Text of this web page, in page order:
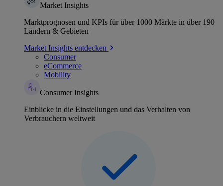
Market Insights
Marktprognosen und KPIs für über 1000 Märkte in über 190
Ländern & Gebieten
Market Insights entdecken
Consumer
eCommerce
Mobility
Consumer Insights
Einblicke in die Einstellungen und das Verhalten von
Verbrauchern weltweit